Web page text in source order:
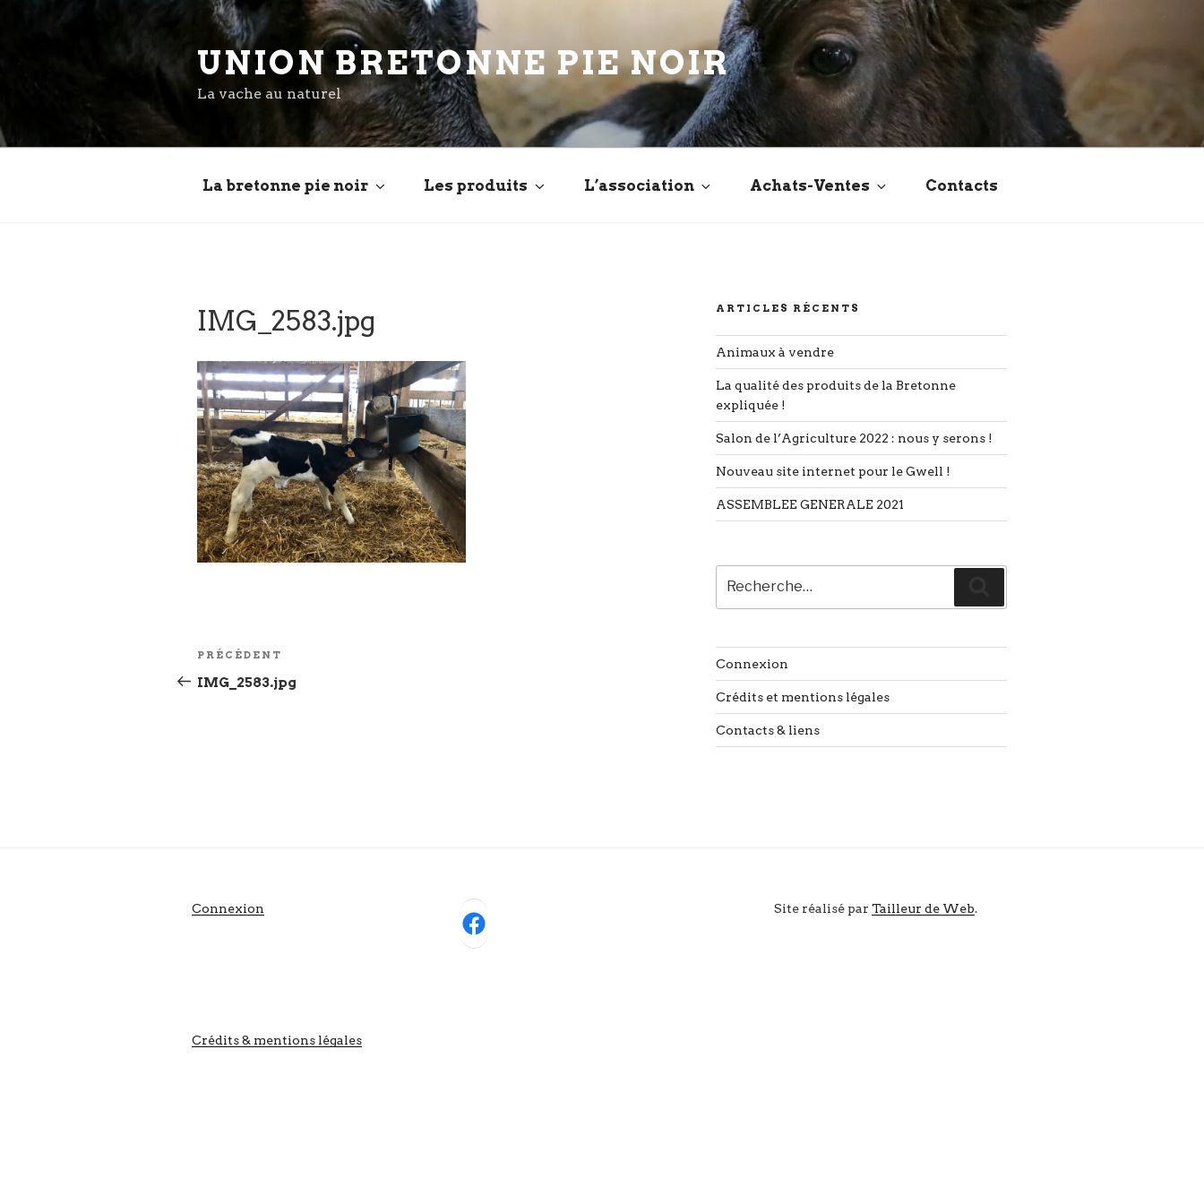
UNION BRETONNE PIE NOIR
La vache au naturel
La bretonne pie noir Les produits L’association Achats-Ventes Contacts
IMG_2583.jpg
Navigation
de
Article
précédent
PRÉCÉDENT
IMG_2583.jpg
ARTICLES RÉCENTS
Animaux à vendre
La qualité des produits de la Bretonne
expliquée !
Salon de l’Agriculture 2022 : nous y serons !
Nouveau site internet pour le Gwell !
ASSEMBLEE GENERALE 2021
pour
:
Connexion
Crédits et mentions légales
Contacts & liens
Connexion
Facebook
Crédits & mentions légales
Site réalisé parTailleur de Web.